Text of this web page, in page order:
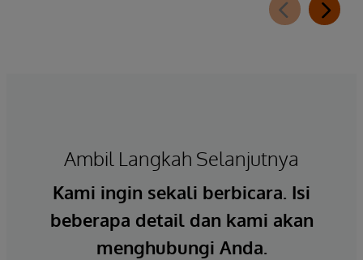
Ambil Langkah Selanjutnya
Kami ingin sekali berbicara. Isi
beberapa detail dan kami akan
menghubungi Anda.